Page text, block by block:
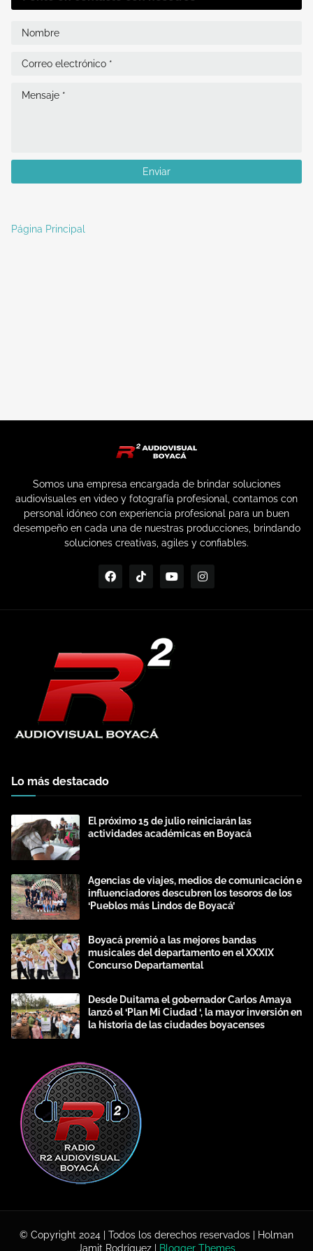
Página Principal
Somos una empresa encargada de brindar soluciones
audiovisuales en video y fotografía profesional, contamos con
personal idóneo con experiencia profesional para un buen
desempeño en cada una de nuestras producciones, brindando
soluciones creativas, agiles y confiables.
Lo más destacado
El próximo 15 de julio reiniciarán las
actividades académicas en Boyacá
Agencias de viajes, medios de comunicación e
influenciadores descubren los tesoros de los
‘Pueblos más Lindos de Boyacá’
Boyacá premió a las mejores bandas
musicales del departamento en el XXXIX
Concurso Departamental
Desde Duitama el gobernador Carlos Amaya
lanzó el ‘Plan Mi Ciudad ‘, la mayor inversión en
la historia de las ciudades boyacenses
© Copyright 2024 | Todos los derechos reservados | Holman
Jamit Rodríguez |
Blogger Themes